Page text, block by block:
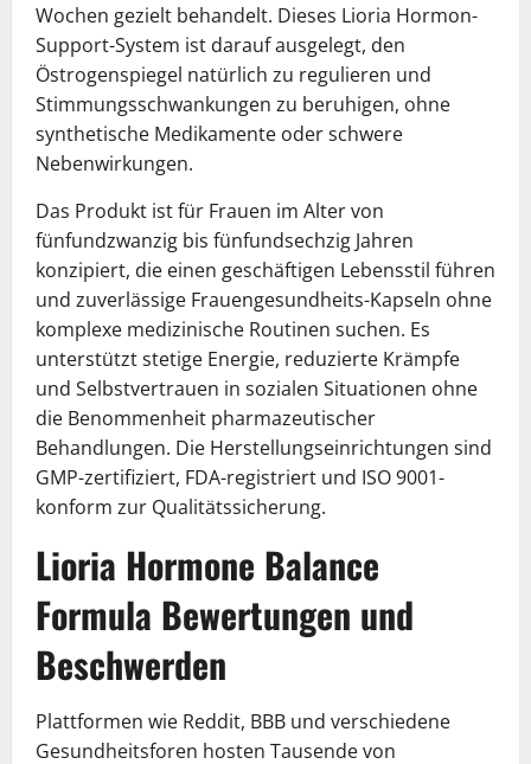
Wochen gezielt behandelt. Dieses Lioria Hormon-
Support-System ist darauf ausgelegt, den
Östrogenspiegel natürlich zu regulieren und
Stimmungsschwankungen zu beruhigen, ohne
synthetische Medikamente oder schwere
Nebenwirkungen.
Das Produkt ist für Frauen im Alter von
fünfundzwanzig bis fünfundsechzig Jahren
konzipiert, die einen geschäftigen Lebensstil führen
und zuverlässige Frauengesundheits-Kapseln ohne
komplexe medizinische Routinen suchen. Es
unterstützt stetige Energie, reduzierte Krämpfe
und Selbstvertrauen in sozialen Situationen ohne
die Benommenheit pharmazeutischer
Behandlungen. Die Herstellungseinrichtungen sind
GMP-zertifiziert, FDA-registriert und ISO 9001-
konform zur Qualitätssicherung.
Lioria Hormone Balance
Formula Bewertungen und
Beschwerden
Plattformen wie Reddit, BBB und verschiedene
Gesundheitsforen hosten Tausende von